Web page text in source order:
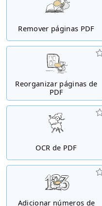
Remover páginas PDF
Reorganizar páginas de
PDF
OCR de PDF
Adicionar números de